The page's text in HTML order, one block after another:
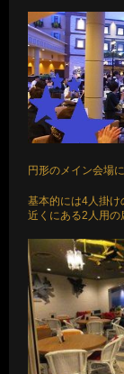
円形のメイン会場
基本的には4人掛
近くにある2人用の